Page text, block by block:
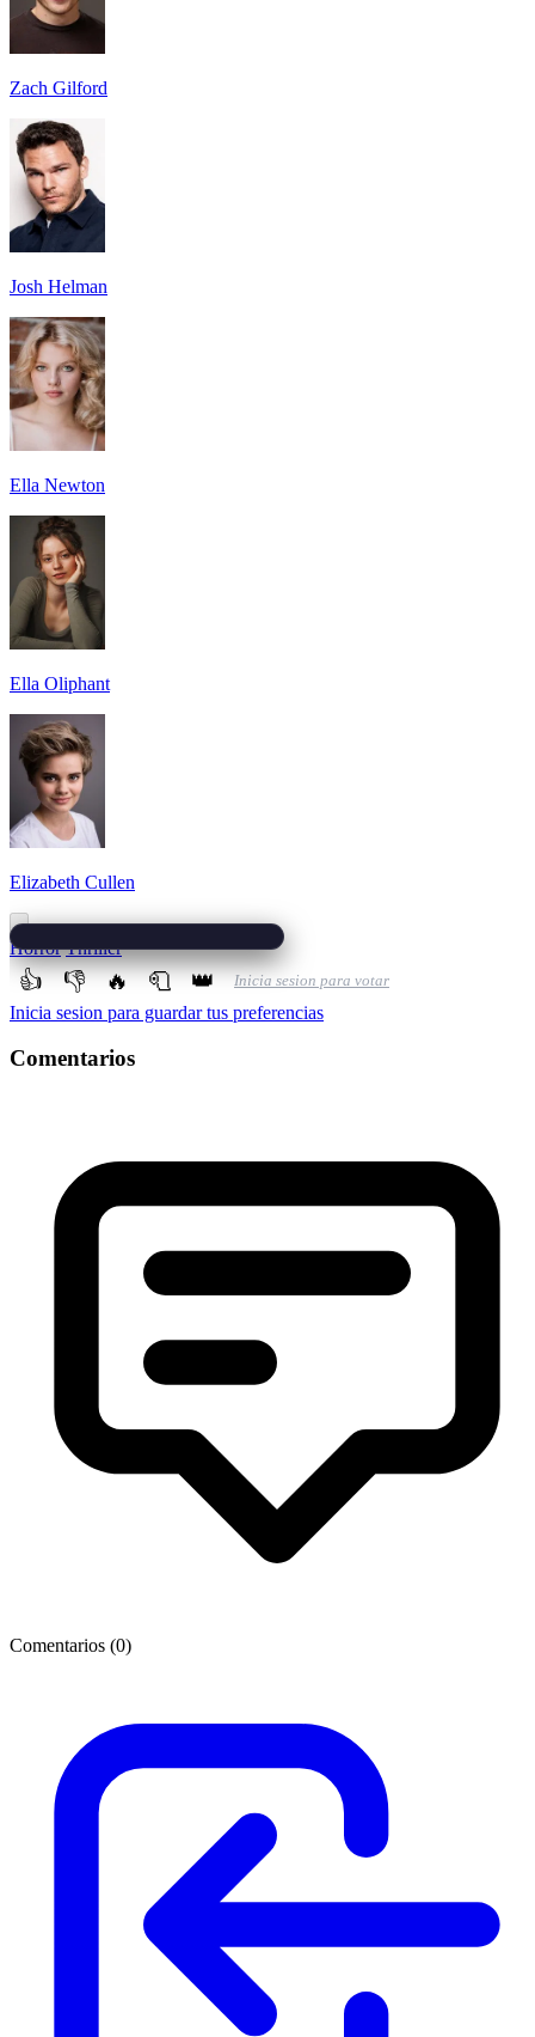
Zach Gilford
Josh Helman
Ella Newton
Ella Oliphant
Elizabeth Cullen
Horror Thriller
👍 👎 🔥 🧻 👑 Inicia sesion para votar
Inicia sesion para guardar tus preferencias
Comentarios
Comentarios (0)